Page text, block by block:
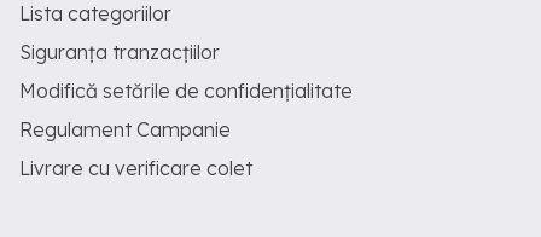
Lista categoriilor
Siguranța tranzacțiilor
Modifică setările de confidențialitate
Regulament Campanie
Livrare cu verificare colet